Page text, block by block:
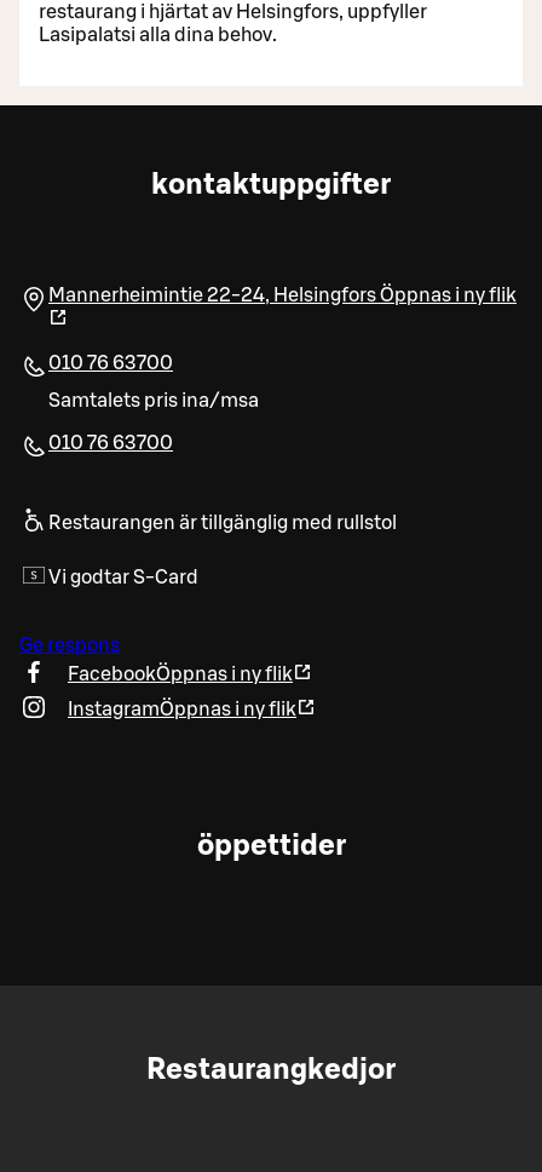
restaurang i hjärtat av Helsingfors, uppfyller
Lasipalatsi alla dina behov.
kontaktuppgifter
Mannerheimintie 22-24, HelsingforsÖppnas i ny flik
010 76 63700
Samtalets pris ina/msa
010 76 63700​
Restaurangen är tillgänglig med rullstol
Vi godtar S-Card
Ge respons
FacebookÖppnas i ny flik
InstagramÖppnas i ny flik
öppettider
Restaurangkedjor